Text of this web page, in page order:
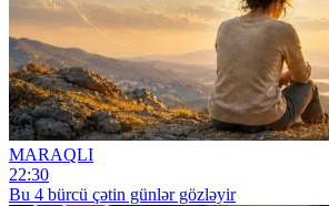
MARAQLI
22:30
Bu 4 bürcü çətin günlər gözləyir